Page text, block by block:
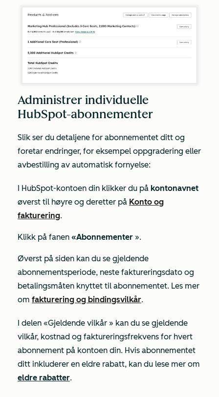
Administrer individuelle
HubSpot-abonnementer
Slik ser du detaljene for abonnementet ditt og
foretar endringer, for eksempel oppgradering eller
avbestilling av automatisk fornyelse:
I HubSpot-kontoen din klikker du på kontonavnet
øverst til høyre og deretter på Konto og
fakturering.
Klikk på fanen «Abonnementer ».
Øverst på siden kan du se gjeldende
abonnementsperiode, neste faktureringsdato og
betalingsmåten knyttet til abonnementet. Les mer
om fakturering og bindingsvilkår.
I delen «Gjeldende vilkår » kan du se gjeldende
vilkår, kostnad og faktureringsfrekvens for hvert
abonnement på kontoen din. Hvis abonnementet
ditt inkluderer en eldre rabatt, kan du lese mer om
eldre rabatter.